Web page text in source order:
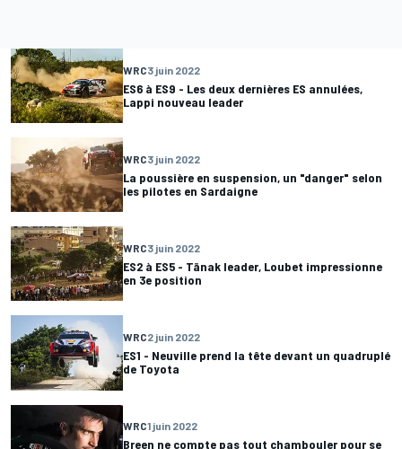
WRC3 juin 2022
ES6 à ES9 - Les deux dernières ES annulées,
Lappi nouveau leader
WRC3 juin 2022
La poussière en suspension, un "danger" selon
les pilotes en Sardaigne
WRC3 juin 2022
ES2 à ES5 - Tänak leader, Loubet impressionne
en 3e position
WRC2 juin 2022
ES1 - Neuville prend la tête devant un quadruplé
de Toyota
WRC1 juin 2022
Breen ne compte pas tout chambouler pour se